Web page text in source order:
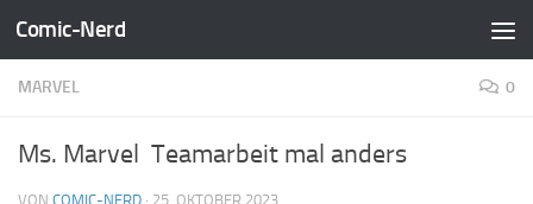
Zum Inhalt springen
Comic-Nerd
MARVEL 0
Ms. Marvel Teamarbeit mal anders
VON COMIC-NERD · 25. OKTOBER 2023